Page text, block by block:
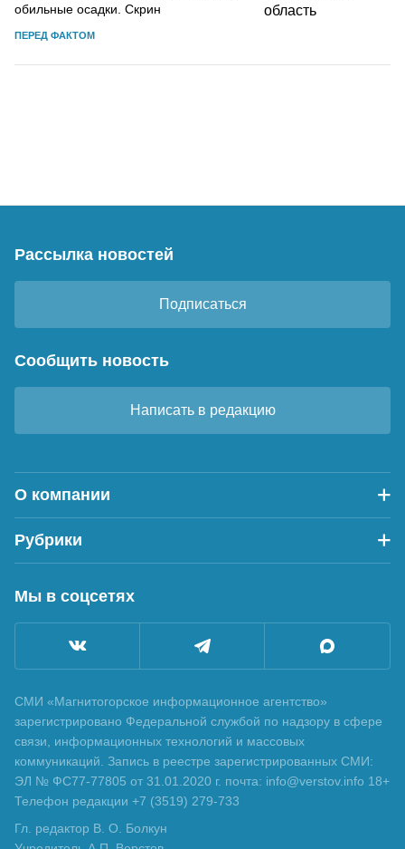
обильные осадки. Скрин
ПЕРЕД ФАКТОМ
Рассылка новостей
Подписаться
Сообщить новость
Написать в редакцию
О компании
Рубрики
Мы в соцсетях
СМИ «Магнитогорское информационное агентство»
зарегистрировано Федеральной службой по надзору в сфере
связи, информационных технологий и массовых
коммуникаций. Запись в реестре зарегистрированных СМИ:
ЭЛ № ФС77-77805 от 31.01.2020 г. почта: info@verstov.info 18+
Телефон редакции +7 (3519) 279-733
Гл. редактор В. О. Болкун